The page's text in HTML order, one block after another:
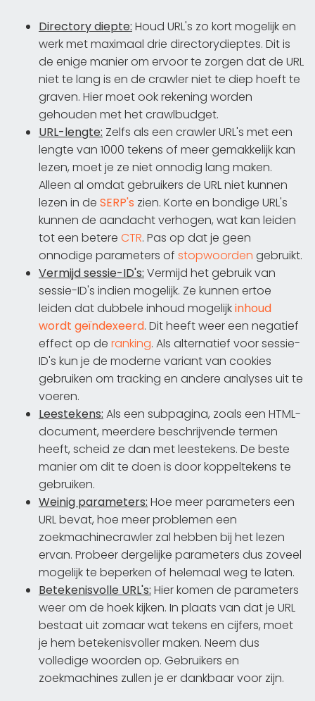
Directory diepte: Houd URL's zo kort mogelijk en
werk met maximaal drie directorydieptes. Dit is
de enige manier om ervoor te zorgen dat de URL
niet te lang is en de crawler niet te diep hoeft te
graven. Hier moet ook rekening worden
gehouden met het crawlbudget.
URL-lengte: Zelfs als een crawler URL's met een
lengte van 1000 tekens of meer gemakkelijk kan
lezen, moet je ze niet onnodig lang maken.
Alleen al omdat gebruikers de URL niet kunnen
lezen in de SERP's zien. Korte en bondige URL's
kunnen de aandacht verhogen, wat kan leiden
tot een betere CTR. Pas op dat je geen
onnodige parameters of stopwoorden gebruikt.
Vermijd sessie-ID's: Vermijd het gebruik van
sessie-ID's indien mogelijk. Ze kunnen ertoe
leiden dat dubbele inhoud mogelijkinhoud
wordt geïndexeerd. Dit heeft weer een negatief
effect op de ranking. Als alternatief voor sessie-
ID's kun je de moderne variant van cookies
gebruiken om tracking en andere analyses uit te
voeren.
Leestekens: Als een subpagina, zoals een HTML-
document, meerdere beschrijvende termen
heeft, scheid ze dan met leestekens. De beste
manier om dit te doen is door koppeltekens te
gebruiken.
Weinig parameters: Hoe meer parameters een
URL bevat, hoe meer problemen een
zoekmachinecrawler zal hebben bij het lezen
ervan. Probeer dergelijke parameters dus zoveel
mogelijk te beperken of helemaal weg te laten.
Betekenisvolle URL's: Hier komen de parameters
weer om de hoek kijken. In plaats van dat je URL
bestaat uit zomaar wat tekens en cijfers, moet
je hem betekenisvoller maken. Neem dus
volledige woorden op. Gebruikers en
zoekmachines zullen je er dankbaar voor zijn.